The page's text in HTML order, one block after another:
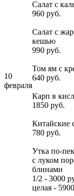
10
февраля
Салат с
960 руб.
Салат с
кешью
990 руб.
Том ям с
640 руб.
Карп в
1850 руб.
Китайские
780 руб.
Утка по-
с луком
блинами
1/2 - 3000
целая -